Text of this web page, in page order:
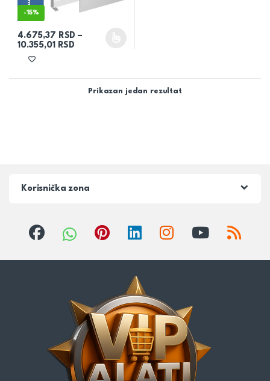
-15%
4.675,37 RSD –
10.355,01
RSD
Ovaj proizvod ima više varijanti. Opcije mogu biti izabrane na
Prikazan jedan rezultat
Korisnička zona